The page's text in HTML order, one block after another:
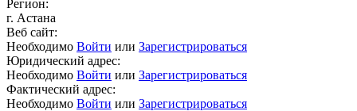
Регион:
г. Астана
Веб сайт:
Необходимо Войти или Зарегистрироваться
Юридический адрес:
Необходимо Войти или Зарегистрироваться
Фактический адрес:
Необходимо Войти или Зарегистрироваться